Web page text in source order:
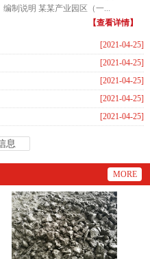
制说明 某某产业园区（一...
【查看详情】
[2021-04-25]
[2021-04-25]
[2021-04-25]
[2021-04-25]
[2021-04-25]
息
MORE